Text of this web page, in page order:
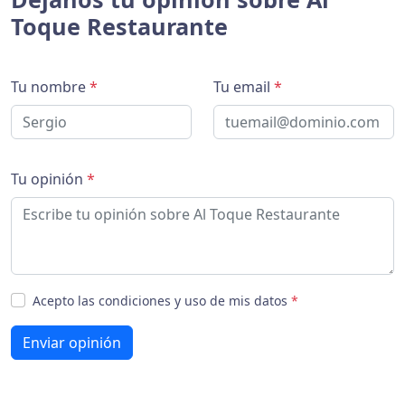
Toque Restaurante
Tu nombre* Tu email *
Tu opinión *
Acepto las condiciones y uso de mis datos *
Enviar opinión